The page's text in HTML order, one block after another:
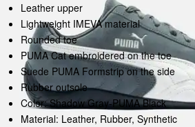
Leather upper
Lightweight IMEVA material
Rounded toe
PUMA Cat embroidered on the toe
Suede PUMA Formstrip on the side
Rubber outsole
Color: Shadow Gray-PUMA Black
Material: Leather, Rubber, Synthetic